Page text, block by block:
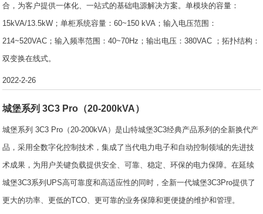
合，为客户提供一体化、一站式的基础电源解决方案。单模块的容量：
15kVA/13.5kW；单柜系统容量：60~150 kVA；输入电压范围：
214~520VAC；输入频率范围：40~70Hz；输出电压：380VAC ；拓扑结构：
双变换在线式。
2022-2-26
城堡系列 3C3 Pro（20-200kVA）
城堡系列 3C3 Pro（20-200kVA）是山特城堡3C3经典产品系列的全新换代产
品，采用全数字化控制技术，集成了当代电力电子和自动控制领域的先进技
术成果，为用户关键负载提供安全、可靠、稳定、环保的电力保障。在延续
城堡3C3系列UPS高可靠度和高适应性的同时，全新一代城堡3C3Pro提供了
更大的功率、更低的TCO、更可靠的业务保障和更便捷的维护和管理。